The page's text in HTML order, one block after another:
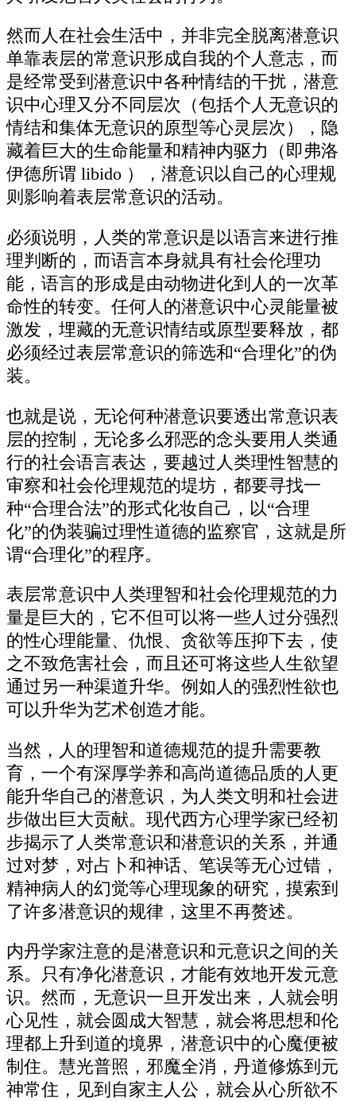
然而人在社会生活中，并非完全脱离潜意识
单靠表层的常意识形成自我的个人意志，而
是经常受到潜意识中各种情结的干扰，潜意
识中心理又分不同层次（包括个人无意识的
情结和集体无意识的原型等心灵层次），隐
藏着巨大的生命能量和精神内驱力（即弗洛
伊德所谓 libido ），潜意识以自己的心理规
则影响着表层常意识的活动。
必须说明，人类的常意识是以语言来进行推
理判断的，而语言本身就具有社会伦理功
能，语言的形成是由动物进化到人的一次革
命性的转变。任何人的潜意识中心灵能量被
激发，埋藏的无意识情结或原型要释放，都
必须经过表层常意识的筛选和“合理化”的伪
装。
也就是说，无论何种潜意识要透出常意识表
层的控制，无论多么邪恶的念头要用人类通
行的社会语言表达，要越过人类理性智慧的
审察和社会伦理规范的堤坊，都要寻找一
种“合理合法”的形式化妆自己，以“合理
化”的伪装骗过理性道德的监察官，这就是所
谓“合理化”的程序。
表层常意识中人类理智和社会伦理规范的力
量是巨大的，它不但可以将一些人过分强烈
的性心理能量、仇恨、贪欲等压抑下去，使
之不致危害社会，而且还可将这些人生欲望
通过另一种渠道升华。例如人的强烈性欲也
可以升华为艺术创造才能。
当然，人的理智和道德规范的提升需要教
育，一个有深厚学养和高尚道德品质的人更
能升华自己的潜意识，为人类文明和社会进
步做出巨大贡献。现代西方心理学家已经初
步揭示了人类常意识和潜意识的关系，并通
过对梦，对占卜和神话、笔误等无心过错，
精神病人的幻觉等心理现象的研究，摸索到
了许多潜意识的规律，这里不再赘述。
内丹学家注意的是潜意识和元意识之间的关
系。只有净化潜意识，才能有效地开发元意
识。然而，无意识一旦开发出来，人就会明
心见性，就会圆成大智慧，就会将思想和伦
理都上升到道的境界，潜意识中的心魔便被
制住。慧光普照，邪魔全消，丹道修炼到元
神常住，见到自家主人公，就会从心所欲不